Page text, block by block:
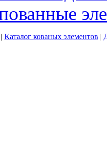
| Каталог кованых элементов |